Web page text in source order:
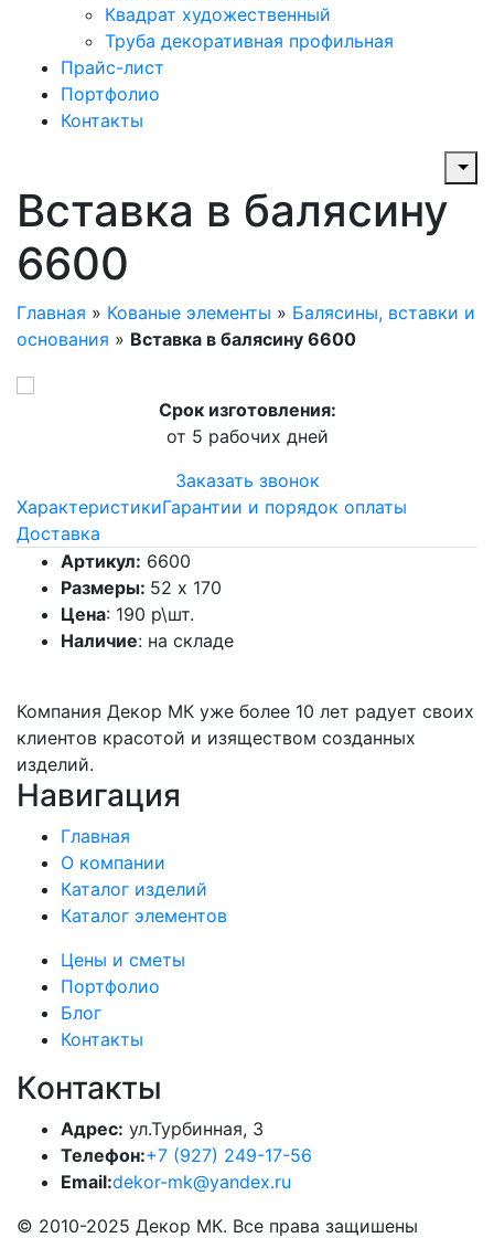
Квадрат художественный
Труба декоративная профильная
Прайс-лист
Портфолио
Контакты
Вставка в балясину
6600
Главная » Кованые элементы » Балясины, вставки и
основания » Вставка в балясину 6600
Срок изготовления:
от 5 рабочих дней
Заказать звонок
ХарактеристикиГарантии и порядок оплаты
Доставка
Артикул: 6600
Размеры: 52 х 170
Цена: 190 р\шт.
Наличие: на складе
Компания Декор МК уже более 10 лет радует своих
клиентов красотой и изяществом созданных
изделий.
Навигация
Главная
О компании
Каталог изделий
Каталог элементов
Цены и сметы
Портфолио
Блог
Контакты
Контакты
Адрес: ул.Турбинная, 3
Телефон:+7 (927) 249-17-56
Email:dekor-mk@yandex.ru
© 2010-2025 Декор МК. Все права защишены